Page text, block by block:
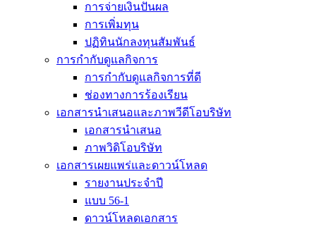
การจ่ายเงินปันผล
การเพิ่มทุน
ปฏิทินนักลงทุนสัมพันธ์
การกำกับดูแลกิจการ
การกำกับดูแลกิจการที่ดี
ช่องทางการร้องเรียน
เอกสารนำเสนอและภาพวีดีโอบริษัท
เอกสารนำเสนอ
ภาพวิดิโอบริษัท
เอกสารเผยแพร่และดาวน์โหลด
รายงานประจำปี
แบบ 56-1
ดาวน์โหลดเอกสาร